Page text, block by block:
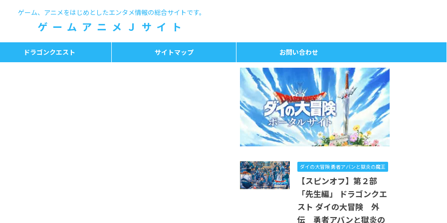
ゲーム、アニメをはじめとしたエンタメ情報の総合サイトです。
ゲームアニメＪサイト
ドラゴンクエスト サイトマップ お問い合わせ
ダイの大冒険 勇者アバンと獄炎の魔王
【スピンオフ】第２部
「先生編」 ドラゴンクエ
スト ダイの大冒険 外
伝 勇者アバンと獄炎の